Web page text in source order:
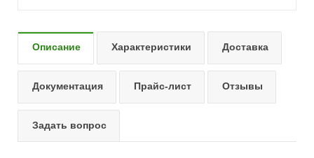
Описание Характеристики Доставка
Документация Прайс-лист Отзывы
Задать вопрос